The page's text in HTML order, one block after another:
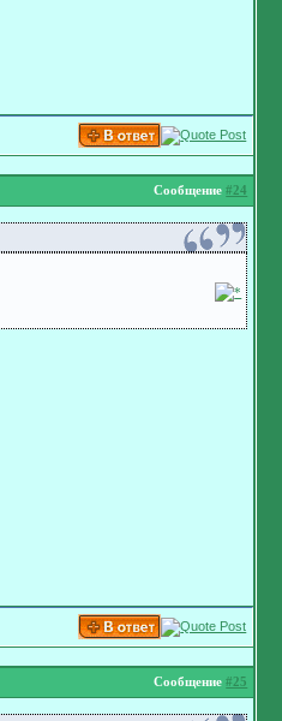
Сообщение#24
Сообщение#25